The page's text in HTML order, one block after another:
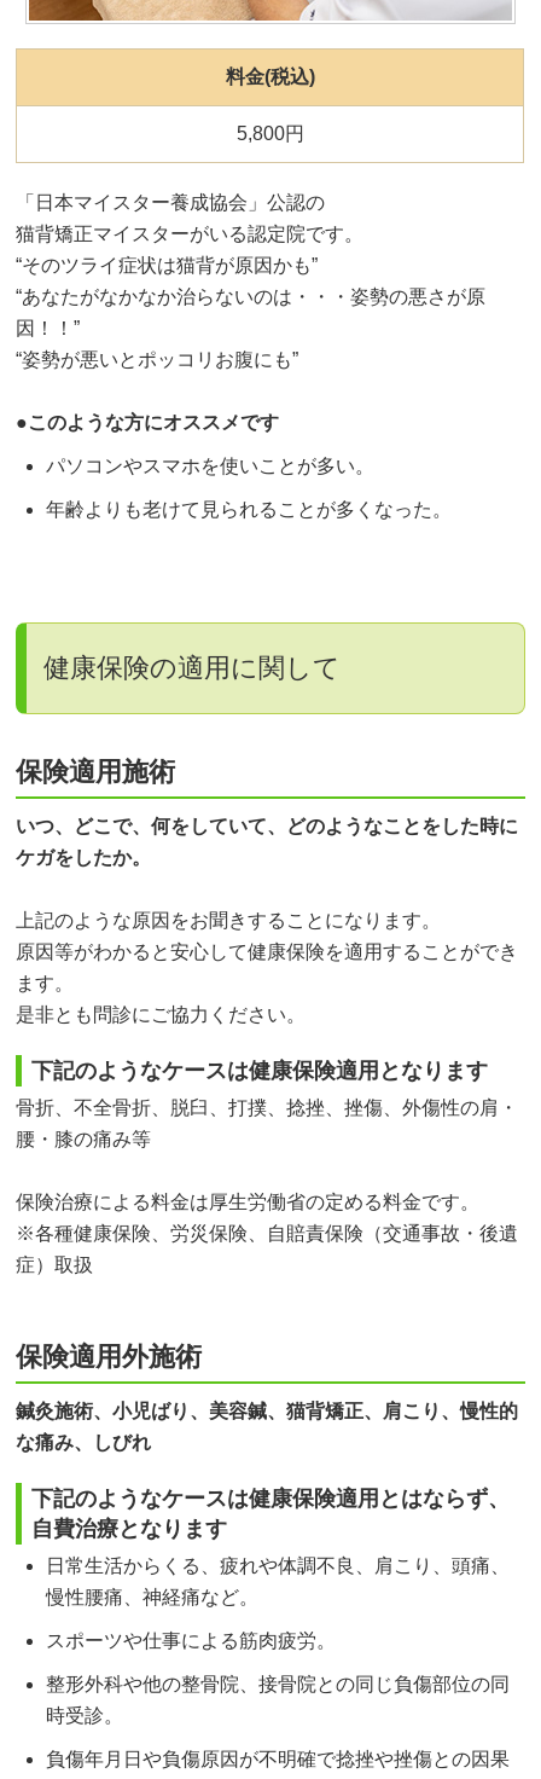
料金(税込)
5,800円
「日本マイスター養成協会」公認の
猫背矯正マイスターがいる認定院です。
“そのツライ症状は猫背が原因かも”
“あなたがなかなか治らないのは・・・姿勢の悪さが原
因！！”
“姿勢が悪いとポッコリお腹にも”
●このような方にオススメです
パソコンやスマホを使いことが多い。
年齢よりも老けて見られることが多くなった。
健康保険の適用に関して
保険適用施術
いつ、どこで、何をしていて、どのようなことをした時に
ケガをしたか。
上記のような原因をお聞きすることになります。
原因等がわかると安心して健康保険を適用することができ
ます。
是非とも問診にご協力ください。
下記のようなケースは健康保険適用となります
骨折、不全骨折、脱臼、打撲、捻挫、挫傷、外傷性の肩・
腰・膝の痛み等
保険治療による料金は厚生労働省の定める料金です。
※各種健康保険、労災保険、自賠責保険（交通事故・後遺
症）取扱
保険適用外施術
鍼灸施術、小児ばり、美容鍼、猫背矯正、肩こり、慢性的
な痛み、しびれ
下記のようなケースは健康保険適用とはならず、
自費治療となります
日常生活からくる、疲れや体調不良、肩こり、頭痛、
慢性腰痛、神経痛など。
スポーツや仕事による筋肉疲労。
整形外科や他の整骨院、接骨院との同じ負傷部位の同
時受診。
負傷年月日や負傷原因が不明確で捻挫や挫傷との因果